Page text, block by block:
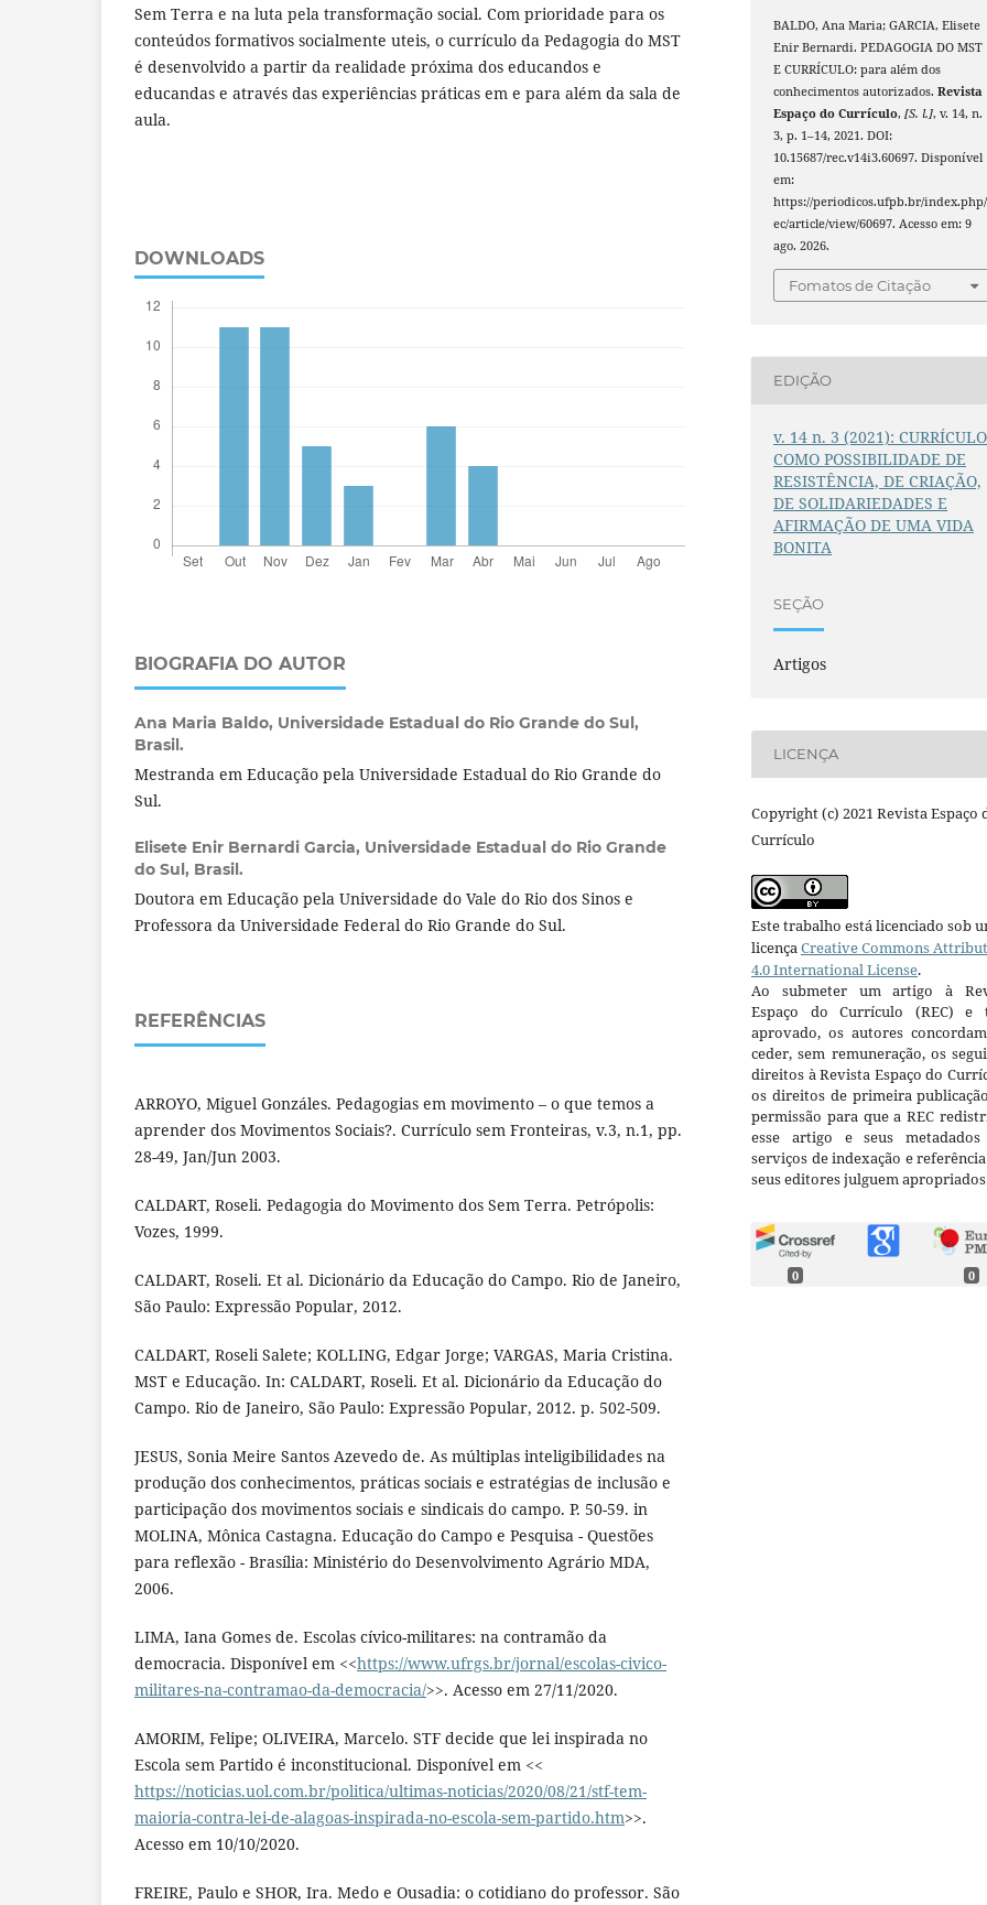
Sem Terra e na luta pela transformação social. Com prioridade para os
conteúdos formativos socialmente uteis, o currículo da Pedagogia do MST
é desenvolvido a partir da realidade próxima dos educandos e
educandas e através das experiências práticas em e para além da sala de
aula.
DOWNLOADS
BIOGRAFIA DO AUTOR
Ana Maria Baldo, Universidade Estadual do Rio Grande do Sul,
Brasil.
Mestranda em Educação pela Universidade Estadual do Rio Grande do
Sul.
Elisete Enir Bernardi Garcia, Universidade Estadual do Rio Grande
do Sul, Brasil.
Doutora em Educação pela Universidade do Vale do Rio dos Sinos e
Professora da Universidade Federal do Rio Grande do Sul.
REFERÊNCIAS
ARROYO, Miguel Gonzáles. Pedagogias em movimento – o que temos a
aprender dos Movimentos Sociais?. Currículo sem Fronteiras, v.3, n.1, pp.
28-49, Jan/Jun 2003.
CALDART, Roseli. Pedagogia do Movimento dos Sem Terra. Petrópolis:
Vozes, 1999.
CALDART, Roseli. Et al. Dicionário da Educação do Campo. Rio de Janeiro,
São Paulo: Expressão Popular, 2012.
CALDART, Roseli Salete; KOLLING, Edgar Jorge; VARGAS, Maria Cristina.
MST e Educação. In: CALDART, Roseli. Et al. Dicionário da Educação do
Campo. Rio de Janeiro, São Paulo: Expressão Popular, 2012. p. 502-509.
JESUS, Sonia Meire Santos Azevedo de. As múltiplas inteligibilidades na
produção dos conhecimentos, práticas sociais e estratégias de inclusão e
participação dos movimentos sociais e sindicais do campo. P. 50-59. in
MOLINA, Mônica Castagna. Educação do Campo e Pesquisa - Questões
para reflexão - Brasília: Ministério do Desenvolvimento Agrário MDA,
2006.
LIMA, Iana Gomes de. Escolas cívico-militares: na contramão da
democracia. Disponível em <<https://www.ufrgs.br/jornal/escolas-civico-
militares-na-contramao-da-democracia/>>. Acesso em 27/11/2020.
AMORIM, Felipe; OLIVEIRA, Marcelo. STF decide que lei inspirada no
Escola sem Partido é inconstitucional. Disponível em <<
https://noticias.uol.com.br/politica/ultimas-noticias/2020/08/21/stf-tem-
maioria-contra-lei-de-alagoas-inspirada-no-escola-sem-partido.htm>>.
Acesso em 10/10/2020.
FREIRE, Paulo e SHOR, Ira. Medo e Ousadia: o cotidiano do professor. São
BALDO, Ana Maria; GARCIA, Elisete
Enir Bernardi. PEDAGOGIA DO MST
E CURRÍCULO: para além dos
conhecimentos autorizados.Revista
Espaço do Currículo,[S. l.], v. 14, n.
3, p. 1–14, 2021. DOI:
10.15687/rec.v14i3.60697. Disponível
em:
https://periodicos.ufpb.br/
ec/article/view/60697. Acesso em: 9
ago. 2026.
Fomatos de Citação
EDIÇÃO
v. 14 n. 3 (2021): CURRÍCULO
COMO POSSIBILIDADE DE
RESISTÊNCIA, DE CRIAÇÃO,
DE SOLIDARIEDADES E
AFIRMAÇÃO DE UMA VIDA
BONITA
SEÇÃO
Artigos
LICENÇA
Copyright (c) 2021 Revista Espaço
Currículo
Este trabalho está licenciado sob
licençaCreative Commons
4.0 International License.
Ao submeter um artigo à
Espaço do Currículo (REC) e
aprovado, os autores
ceder, sem remuneração, os
direitos à Revista Espaço do
os direitos de primeira
permissão para que a REC
esse artigo e seus metadados
serviços de indexação e
seus editores julguem
0 0